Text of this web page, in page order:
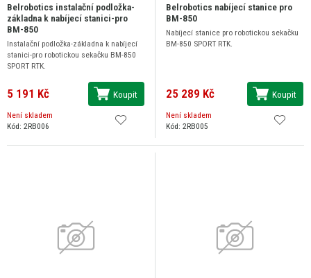
Belrobotics instalační podložka-
základna k nabíjecí stanici-pro
BM-850
Instalační podložka-základna k nabíjecí
stanici-pro robotickou sekačku BM-850
SPORT RTK.
5 191 Kč Koupit
Není skladem
Kód: 2RB006
Belrobotics nabíjecí stanice pro
BM-850
Nabíjecí stanice pro robotickou sekačku
BM-850 SPORT RTK.
25 289 Kč Koupit
Není skladem
Kód: 2RB005